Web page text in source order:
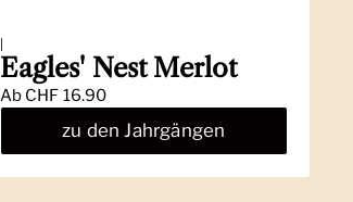
Eagles' Nest Merlot
Ab CHF 16.90
zu den Jahrgängen